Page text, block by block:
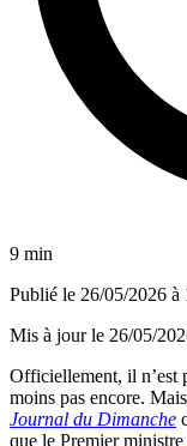
9 min
Publié le 26/05/2026 à
Mis à jour le 26/05/
Officiellement, il n’est
moins pas encore.
Journal du Dimanche
que le Premier